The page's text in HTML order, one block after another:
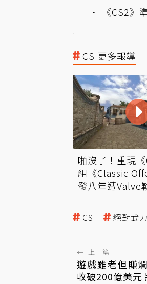
《CS2
CS 更多報導
啪沒了！重現
組《Classic
發八年遭Valve
CS 絕對武力
← 上一篇
遊戲雖老但賺
收破200億美元